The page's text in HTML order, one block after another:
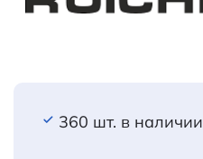
360 шт. в наличии